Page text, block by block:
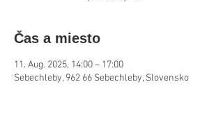
Čas a miesto
11. Aug. 2025, 14:00 – 17:00
Sebechleby, 962 66 Sebechleby, Slovensko